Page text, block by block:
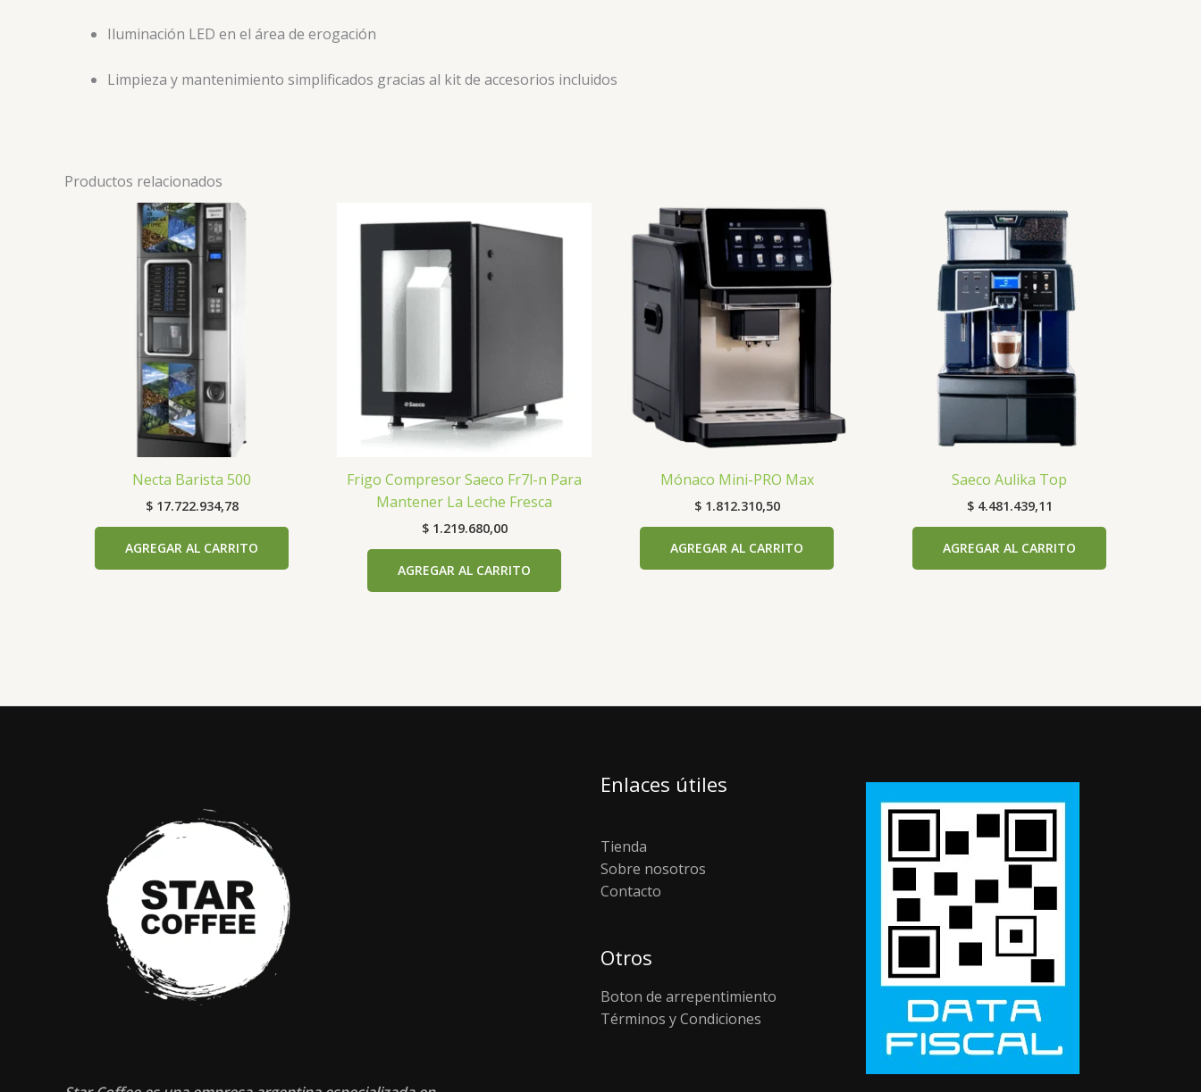
Iluminación LED en el área de erogación
Limpieza y mantenimiento simplificados gracias al kit de accesorios incluidos
Productos relacionados
Necta Barista 500
$17.722.934,78
AGREGAR AL CARRITO
Frigo Compresor Saeco Fr7l-n Para
Mantener La Leche Fresca
$1.219.680,00
AGREGAR AL CARRITO
Mónaco Mini-PRO Max
$1.812.310,50
AGREGAR AL CARRITO
Saeco Aulika Top
$4.481.439,11
AGREGAR AL CARRITO
Enlaces útiles
Tienda
Sobre nosotros
Contacto
Otros
Boton de arrepentimiento
Términos y Condiciones